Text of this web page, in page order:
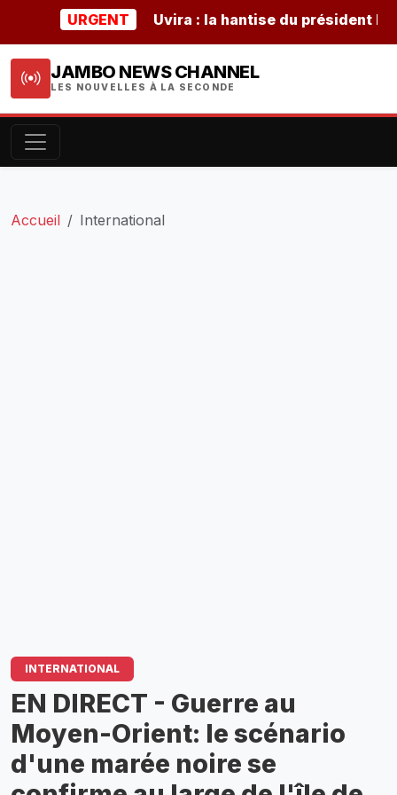
URGENT Uvira : la hantise du président
JAMBO NEWS CHANNEL
LES NOUVELLES À LA SECONDE
Accueil International
INTERNATIONAL
EN DIRECT - Guerre au
Moyen-Orient: le scénario
d'une marée noire se